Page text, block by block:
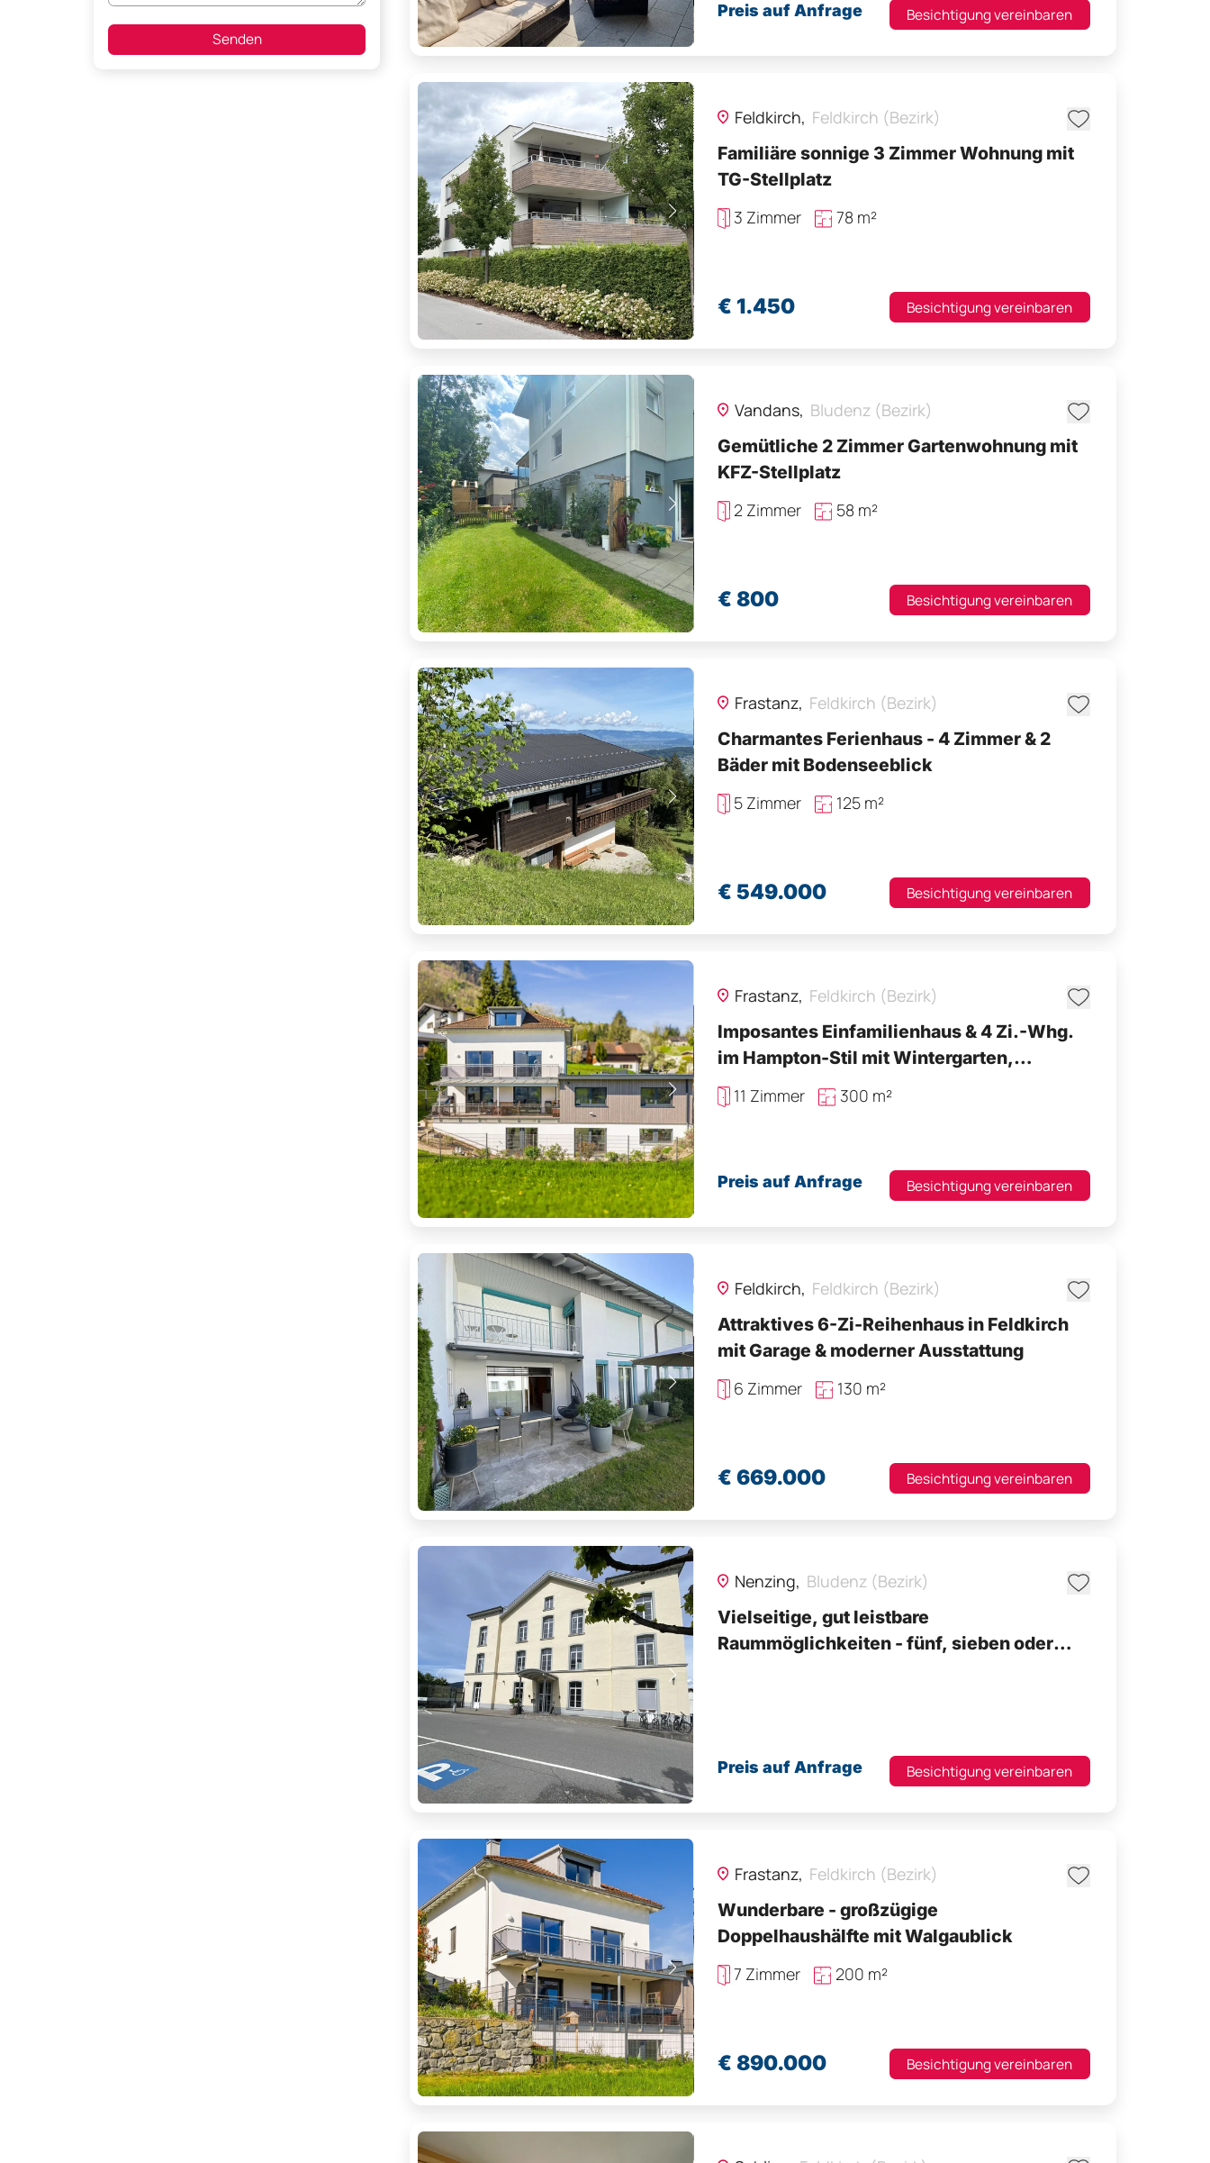
Senden
Preis auf Anfrage Besichtigung vereinbaren
Feldkirch, Feldkirch (Bezirk)
Familiäre sonnige 3 Zimmer Wohnung mit
TG-Stellplatz
3 Zimmer
78 m²
€ 1.450 Besichtigung vereinbaren
Vandans, Bludenz (Bezirk)
Gemütliche 2 Zimmer Gartenwohnung mit
KFZ-Stellplatz
2 Zimmer
58 m²
€ 800 Besichtigung vereinbaren
Frastanz, Feldkirch (Bezirk)
Charmantes Ferienhaus - 4 Zimmer & 2
Bäder mit Bodenseeblick
5 Zimmer
125 m²
€ 549.000 Besichtigung vereinbaren
Frastanz, Feldkirch (Bezirk)
Imposantes Einfamilienhaus & 4 Zi.-Whg.
im Hampton-Stil mit Wintergarten,
Doppelgarage uvm.
11 Zimmer 300 m²
Preis auf Anfrage Besichtigung vereinbaren
Feldkirch, Feldkirch (Bezirk)
Attraktives 6-Zi-Reihenhaus in Feldkirch
mit Garage & moderner Ausstattung
6 Zimmer
130 m²
€ 669.000 Besichtigung vereinbaren
Nenzing, Bludenz (Bezirk)
Vielseitige, gut leistbare
Raummöglichkeiten - fünf, sieben oder
Preis auf Anfrage Besichtigung vereinbaren
Frastanz, Feldkirch (Bezirk)
Wunderbare - großzügige
Doppelhaushälfte mit Walgaublick
7 Zimmer
200 m²
€ 890.000 Besichtigung vereinbaren